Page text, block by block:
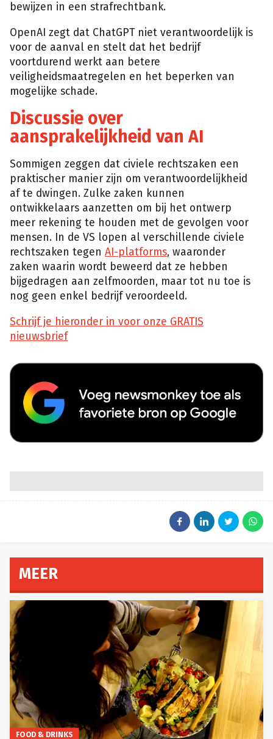
bewijzen in een strafrechtbank.
OpenAI zegt dat ChatGPT niet verantwoordelijk is
voor de aanval en stelt dat het bedrijf
voortdurend werkt aan betere
veiligheidsmaatregelen en het beperken van
mogelijke schade.
Discussie over
aansprakelijkheid van AI
Sommigen zeggen dat civiele rechtszaken een
praktischer manier zijn om verantwoordelijkheid
af te dwingen. Zulke zaken kunnen
ontwikkelaars aanzetten om bij het ontwerp
meer rekening te houden met de gevolgen voor
mensen. In de VS lopen al verschillende civiele
rechtszaken tegen AI-platforms, waaronder
zaken waarin wordt beweerd dat ze hebben
bijgedragen aan zelfmoorden, maar tot nu toe is
nog geen enkel bedrijf veroordeeld.
Schrijf je hieronder in voor onze GRATIS
nieuwsbrief
MEER
FOOD & DRINKS